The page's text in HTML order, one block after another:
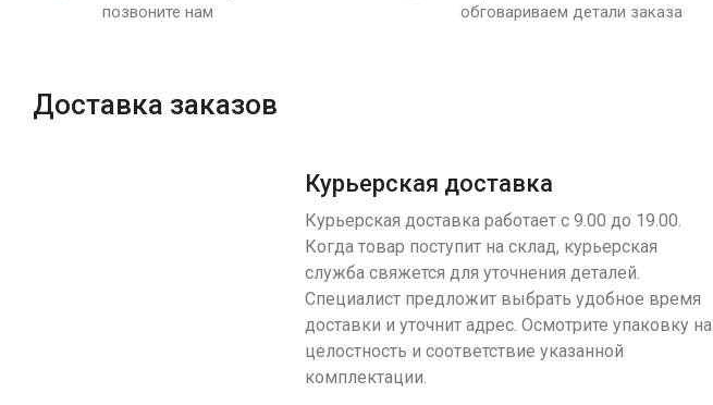
позвоните нам
обговариваем детали заказа
Доставка заказов
Курьерская доставка
Курьерская доставка работает с 9.00 до 19.00.
Когда товар поступит на склад, курьерская
служба свяжется для уточнения деталей.
Специалист предложит выбрать удобное время
доставки и уточнит адрес. Осмотрите упаковку на
целостность и соответствие указанной
комплектации.